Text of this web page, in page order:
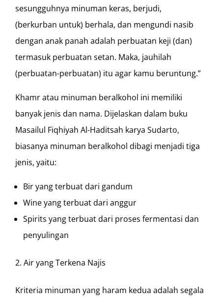
sesungguhnya minuman keras, berjudi,
(berkurban untuk) berhala, dan mengundi nasib
dengan anak panah adalah perbuatan keji (dan)
termasuk perbuatan setan. Maka, jauhilah
(perbuatan-perbuatan) itu agar kamu beruntung.”
Khamr atau minuman beralkohol ini memiliki
banyak jenis dan nama. Dijelaskan dalam buku
Masailul Fiqhiyah Al-Haditsah karya Sudarto,
biasanya minuman beralkohol dibagi menjadi tiga
jenis, yaitu:
Bir yang terbuat dari gandum
Wine yang terbuat dari anggur
Spirits yang terbuat dari proses fermentasi dan
penyulingan
Air yang Terkena Najis
Kriteria minuman yang haram kedua adalah segala